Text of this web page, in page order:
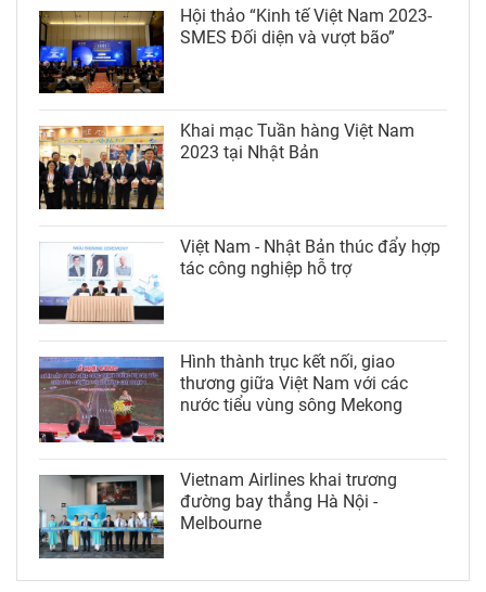
Hội thảo “Kinh tế Việt Nam 2023-
SMES Đối diện và vượt bão”
Khai mạc Tuần hàng Việt Nam
2023 tại Nhật Bản
Việt Nam - Nhật Bản thúc đẩy hợp
tác công nghiệp hỗ trợ
Hình thành trục kết nối, giao
thương giữa Việt Nam với các
nước tiểu vùng sông Mekong
Vietnam Airlines khai trương
đường bay thẳng Hà Nội -
Melbourne